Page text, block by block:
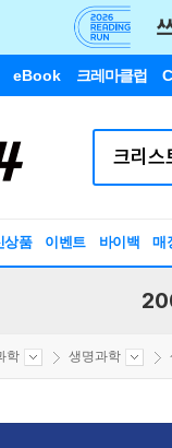
eBook 크레마클럽
상품 이벤트 바이백 매
학 생명과학